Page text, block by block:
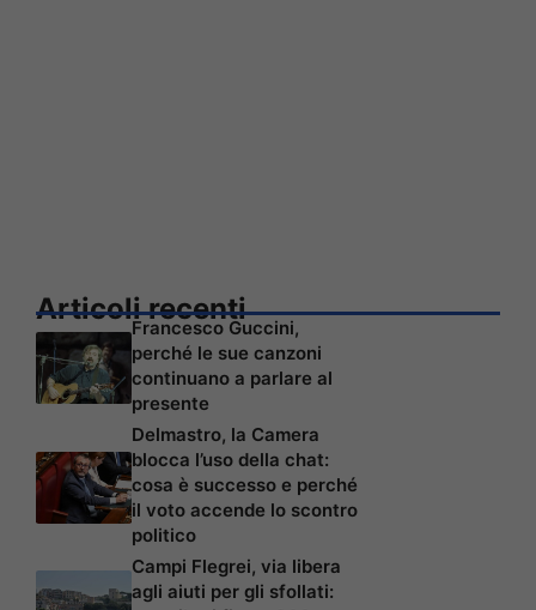
Articoli recenti
Francesco Guccini,
perché le sue canzoni
continuano a parlare al
presente
Delmastro, la Camera
blocca l’uso della chat:
cosa è successo e perché
il voto accende lo scontro
politico
Campi Flegrei, via libera
agli aiuti per gli sfollati: